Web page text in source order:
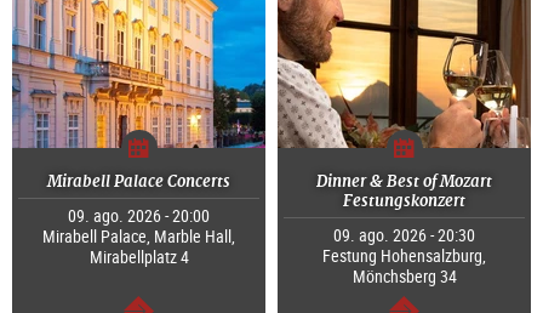
Mirabell Palace Concerts
09. ago. 2026 - 20:00
Mirabell Palace, Marble Hall,
Mirabellplatz 4
Dinner & Best of Mozart
Festungskonzert
09. ago. 2026 - 20:30
Festung Hohensalzburg,
Mönchsberg 34